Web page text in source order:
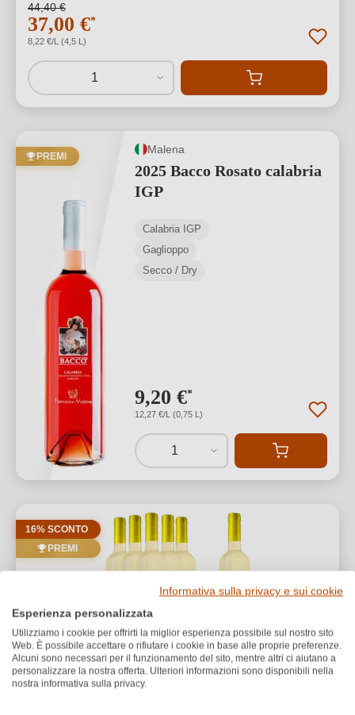
44,40 €
37,00 €*
8,22 €/L (4,5 L)
1
PREMI
Malena
2025 Bacco Rosato calabria
IGP
Calabria IGP
Gaglioppo
Secco / Dry
9,20 €*
12,27 €/L (0,75 L)
1
16% SCONTO
PREMI
Malena
5+1 Malena Bianco Ciró Classico DOC
Informativa sulla privacy e sui cookie
Esperienza personalizzata
Utilizziamo i cookie per offrirti la miglior esperienza possibile sul nostro sito
Web. È possibile accettare o rifiutare i cookie in base alle proprie preferenze.
Alcuni sono necessari per il funzionamento del sito, mentre altri ci aiutano a
personalizzare la nostra offerta. Ulteriori informazioni sono disponibili nella
nostra informativa sulla privacy.